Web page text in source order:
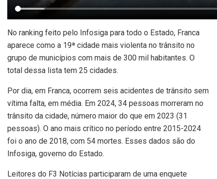
No ranking feito pelo Infosiga para todo o Estado, Franca
aparece como a 19ª cidade mais violenta no trânsito no
grupo de municípios com mais de 300 mil habitantes. O
total dessa lista tem 25 cidades.
Por dia, em Franca, ocorrem seis acidentes de trânsito sem
vítima falta, em média. Em 2024, 34 pessoas morreram no
trânsito da cidade, número maior do que em 2023 (31
pessoas). O ano mais crítico no período entre 2015-2024
foi o ano de 2018, com 54 mortes. Esses dados são do
Infosiga, governo do Estado.
Leitores do F3 Notícias participaram de uma enquete